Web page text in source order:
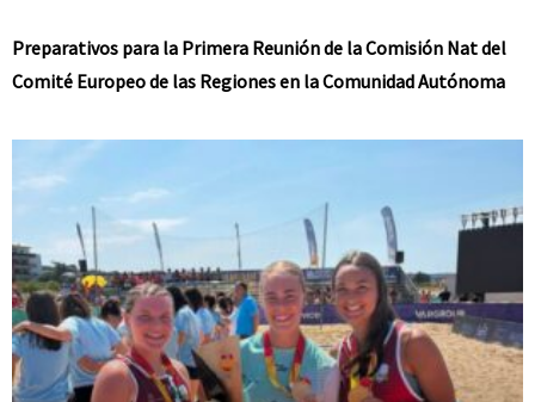
Preparativos para la Primera Reunión de la Comisión Nat del
Comité Europeo de las Regiones en la Comunidad Autónoma